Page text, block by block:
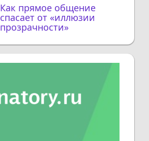
Как прямое общение
спасает от «иллюзии
прозрачности»